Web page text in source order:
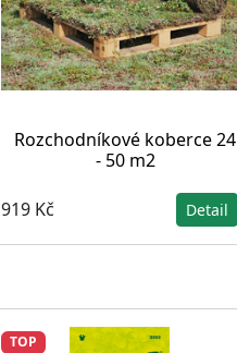
Rozchodníkové koberce 24
- 50 m2
919 Kč Detail
TOP